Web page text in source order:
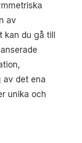
av
du gå till
av det ena
unika och